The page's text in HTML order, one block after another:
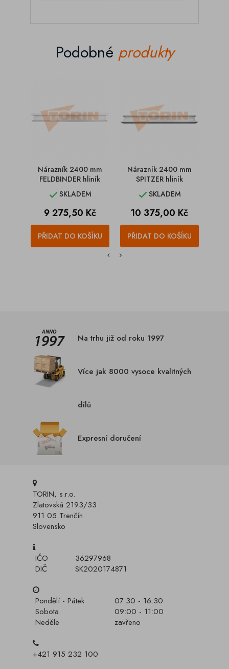
Podobné produkty
Nárazník 2400 mm
FELDBINDER hliník
SKLADEM
Cena
9 275,50 Kč
PŘIDAT DO KOŠÍKU
Nárazník 2400 mm
SPITZER hliník
SKLADEM
Cena
10 375,00 Kč
PŘIDAT DO KOŠÍKU
Na trhu již od roku 1997
Více jak 8000 vysoce kvalitných
dílů
Expresní doručení
TORIN, s.r.o.
Zlatovská 2193/33
911 05 Trenčín
Slovensko
IČO
36297968
DIČ
SK2020174871
Pondělí - Pátek
07:30 - 16:30
Sobota
09:00 - 11:00
Neděle
zavřeno
+421 915 232 100